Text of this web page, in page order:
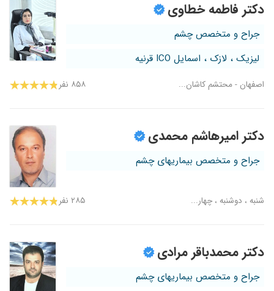
دکتر فاطمه خطاوی
جراح و متخصص چشم
لیزیک ، لازک ، اسمایل ICO قرنیه
اصفهان - محتشم کاشان... ۸۵۸ نفر
دکتر امیرهاشم محمدی
جراح و متخصص بیماریهای چشم
شنبه ، دوشنبه ، چهار... ۲۸۵ نفر
دکتر محمدباقر مرادی
جراح و متخصص بیماریهای چشم